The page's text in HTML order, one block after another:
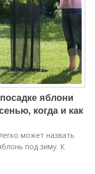
яблони
когда и как
может назвать
под зиму. К